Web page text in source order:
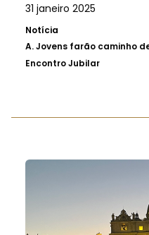
31 janeiro 2025
Notícia
A.Jovens farão caminho
Encontro Jubilar